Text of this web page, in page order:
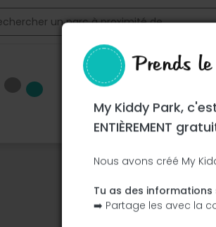
Ce parc n'a pas
Prends
My Kiddy Park,
ENTIÈREMENT
Nous avons créé My
Tu as des informations
➡️ Partage les avec la